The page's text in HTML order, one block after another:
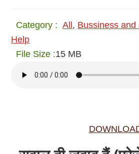
Category : All , Bussiness and
Help
File Size :15 MB